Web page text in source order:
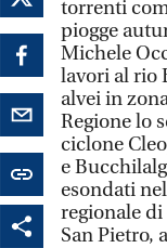
torrenti
piogge
Michele
lavori al rio
alvei in
Regione lo
ciclone
e
esondati
regionale
San Pietro,